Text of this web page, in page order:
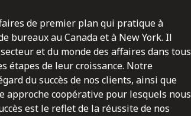
de premier plan qui pratique à
bureaux au Canada et à New York. Il
et du monde des affaires dans tous
étapes de leur croissance. Notre
du succès de nos clients, ainsi que
coopérative pour lesquels nous
est le reflet de la réussite de nos